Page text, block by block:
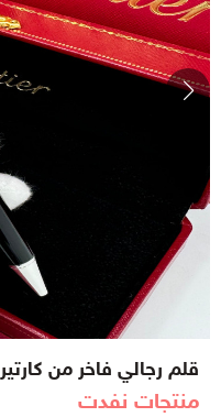
قلم رجالي فاخر من كارتير
منتجات نفدت